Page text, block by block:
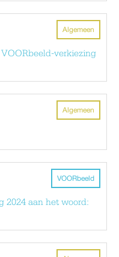
Algemeen
verkiezing
Algemeen
VOORbeeld
2024 aan het woord: